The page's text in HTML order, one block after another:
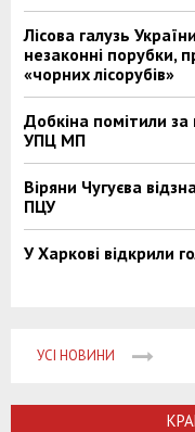
Лісова галузь
незаконні порубки,
«чорних лісорубів»
Добкіна помітили
УПЦ МП
Віряни Чугуєва
ПЦУ
У Харкові відкрили
УСІ НОВИНИ